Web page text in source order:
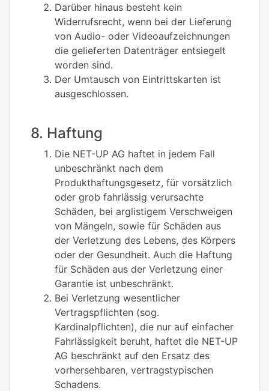
Darüber hinaus besteht kein
Widerrufsrecht, wenn bei der Lieferung
von Audio- oder Videoaufzeichnungen
die gelieferten Datenträger entsiegelt
worden sind.
Der Umtausch von Eintrittskarten ist
ausgeschlossen.
8. Haftung
Die NET-UP AG haftet in jedem Fall
unbeschränkt nach dem
Produkthaftungsgesetz, für vorsätzlich
oder grob fahrlässig verursachte
Schäden, bei arglistigem Verschweigen
von Mängeln, sowie für Schäden aus
der Verletzung des Lebens, des Körpers
oder der Gesundheit. Auch die Haftung
für Schäden aus der Verletzung einer
Garantie ist unbeschränkt.
Bei Verletzung wesentlicher
Vertragspflichten (sog.
Kardinalpflichten), die nur auf einfacher
Fahrlässigkeit beruht, haftet die NET-UP
AG beschränkt auf den Ersatz des
vorhersehbaren, vertragstypischen
Schadens.